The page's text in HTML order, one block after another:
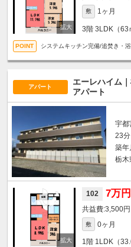
敷 1ヶ月
3階 3LDK（63
システムキッチン完備/追焚き・
アパート
エーレハイム
アパート
宇都
23分
築年
栃木
102 7万円
3,500円
敷 0ヶ月
1階 1LDK（